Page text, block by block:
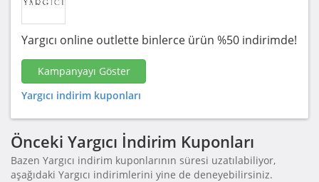
Yargıcı online outlette binlerce ürün %50 indirimde!
Kampanyayı Göster
Yargıcı indirim kuponları
Önceki Yargıcı İndirim Kuponları
Bazen Yargıcı indirim kuponlarının süresi uzatılabiliyor,
aşağıdaki Yargıcı indirimlerini yine de deneyebilirsiniz.